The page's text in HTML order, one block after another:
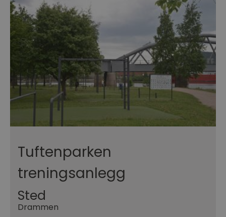
Tuftenparken
treningsanlegg
Sted
Drammen